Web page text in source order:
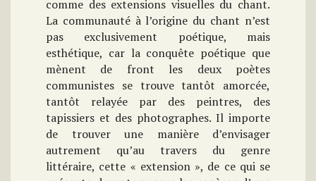
comme des extensions visuelles du chant.
La communauté à l’origine du chant n’est
pas exclusivement poétique, mais
esthétique, car la conquête poétique que
mènent de front les deux poètes
communistes se trouve tantôt amorcée,
tantôt relayée par des peintres, des
tapissiers et des photographes. Il importe
de trouver une manière d’envisager
autrement qu’au travers du genre
littéraire, cette « extension », de ce qui se